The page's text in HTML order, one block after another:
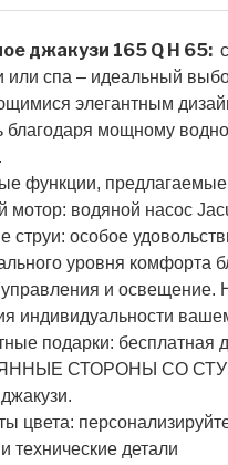
джакузи 165 Q H 65:
или спа – идеальный
элегантным
благодаря мощному
функции, предлагаемые
мотор: водяной насос
струи: особое
уровня комфорта
и освещение.
индивидуальности
подарки: бесплатная
СТОРОНЫ СО
цвета:
технические детали